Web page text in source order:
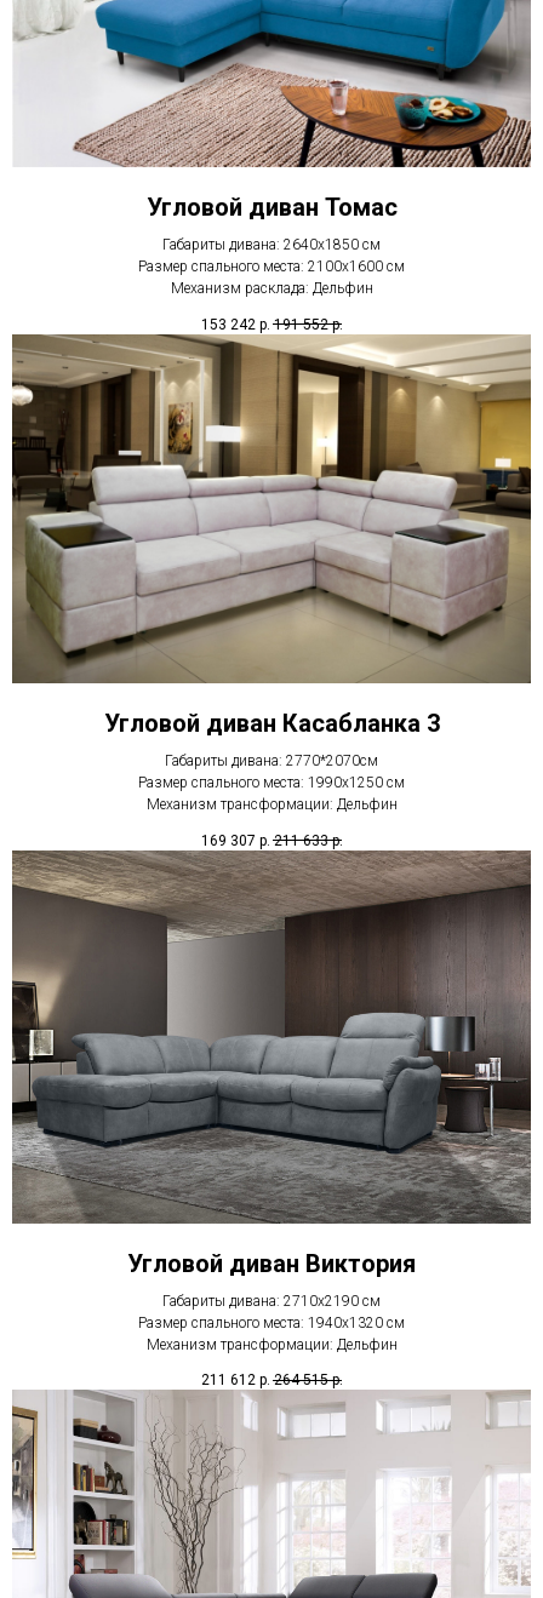
Угловой диван Томас
Габариты дивана: 2640х1850 см
Размер спального места: 2100х1600 см
Механизм расклада: Дельфин
153 242 р. 191 552 р.
Угловой диван Касабланка 3
Габариты дивана: 2770*2070см
Размер спального места: 1990х1250 см
Механизм трансформации: Дельфин
169 307 р. 211 633 р.
Угловой диван Виктория
Габариты дивана: 2710х2190 см
Размер спального места: 1940х1320 см
Механизм трансформации: Дельфин
211 612 р. 264 515 р.